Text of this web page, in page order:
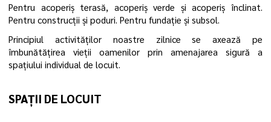
Pentru acoperiș terasă, acoperiș verde și acoperiș înclinat.
Pentru construcții și poduri. Pentru fundație și subsol.
Principiul activităților noastre zilnice se axează pe
îmbunătățirea vieții oamenilor prin amenajarea sigură a
spațiului individual de locuit.
SPAȚII DE LOCUIT